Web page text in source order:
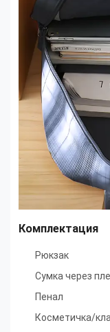
Комплектация
Рюкзак
Сумка через
Пенал
Косметичка/